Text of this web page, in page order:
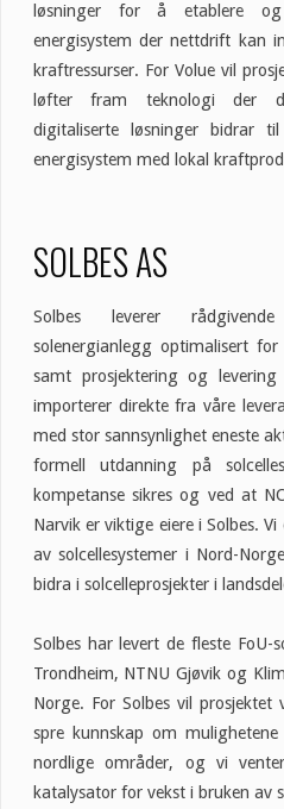
løsninger for å etablere
energisystem der nettdrift kan
kraftressurser. For Volue vil
løfter fram teknologi der
digitaliserte løsninger bidrar
energisystem med lokal
SOLBES AS
Solbes leverer
solenergianlegg optimalisert
samt prosjektering og
importerer direkte fra våre
med stor sannsynlighet eneste
formell utdanning på
kompetanse sikres og ved at
Narvik er viktige eiere i Solbes.
av solcellesystemer i Nord-
bidra i solcelleprosjekter i
Solbes har levert de fleste FoU-
Trondheim, NTNU Gjøvik og
Norge. For Solbes vil
spre kunnskap om
nordlige områder, og vi
katalysator for vekst i bruken av